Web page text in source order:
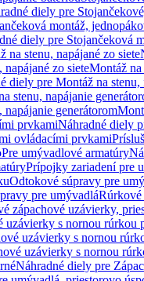
diely pre
montáž,
diely pre Stojančeková
na stenu, napájané zo siete
napájané zo sieteMontáž na
diely pre Montáž na stenu,
stenu, napájanie
napájanie generátorom
prvkamiNáhradné diely
ovládacími prvkami
Pre umývadlové armatúry
Prípojky zariadení pre
Odtokové súpravy pre
pre umývadláRúrkové
zápachové uzávierky,
uzávierky s nornou rúrkou
uzávierky s nornou
uzávierky s nornou
Náhradné diely pre